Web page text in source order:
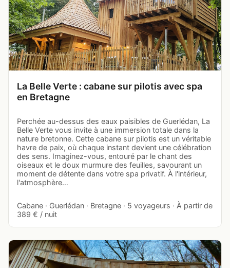
La Belle Verte : cabane sur pilotis avec spa
en Bretagne
Perchée au-dessus des eaux paisibles de Guerlédan, La
Belle Verte vous invite à une immersion totale dans la
nature bretonne. Cette cabane sur pilotis est un véritable
havre de paix, où chaque instant devient une célébration
des sens. Imaginez-vous, entouré par le chant des
oiseaux et le doux murmure des feuilles, savourant un
moment de détente dans votre spa privatif. À l'intérieur,
l'atmosphère…
Cabane · Guerlédan · Bretagne · 5 voyageurs · À partir de
389 € / nuit